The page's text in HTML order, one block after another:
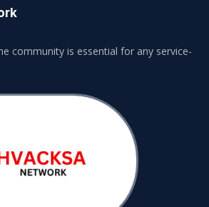
community is essential for any service-